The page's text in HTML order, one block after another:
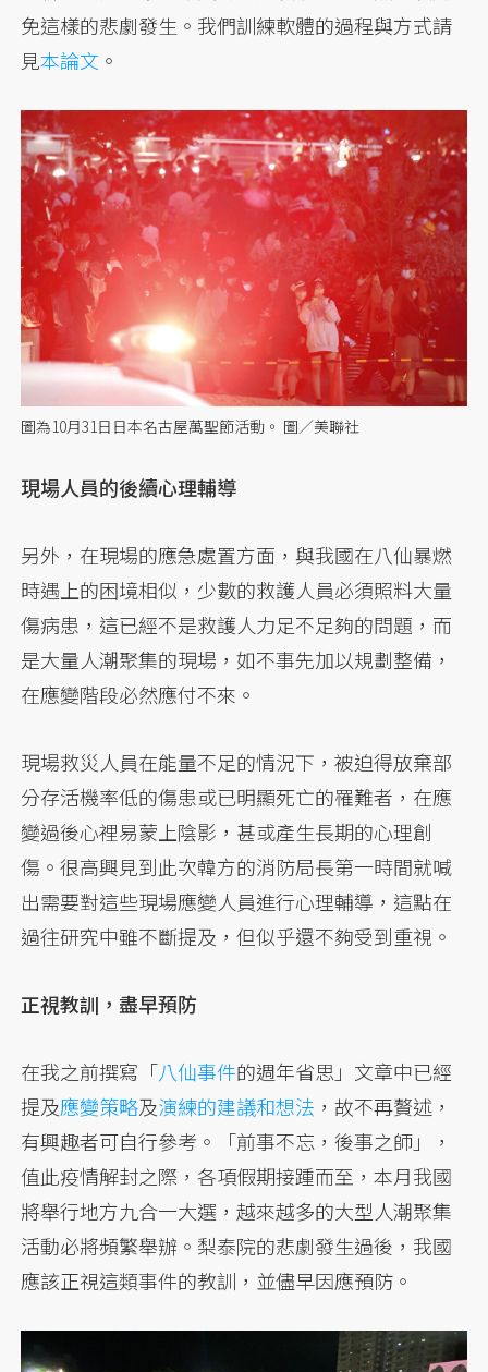
免這樣的悲劇發生。我們訓練軟體的過程與方式請
見本論文 。
圖為10月31日日本名古屋萬聖節活動。 圖／美聯社
現場人員的後續心理輔導
另外，在現場的應急處置方面，與我國在八仙暴燃
時遇上的困境相似，少數的救護人員必須照料大量
傷病患，這已經不是救護人力足不足夠的問題，而
是大量人潮聚集的現場，如不事先加以規劃整備，
在應變階段必然應付不來。
現場救災人員在能量不足的情況下，被迫得放棄部
分存活機率低的傷患或已明顯死亡的罹難者，在應
變過後心裡易蒙上陰影，甚或產生長期的心理創
傷。很高興見到此次韓方的消防局長第一時間就喊
出需要對這些現場應變人員進行心理輔導，這點在
過往研究中雖不斷提及，但似乎還不夠受到重視。
正視教訓，盡早預防
在我之前撰寫「八仙事件的週年省思」文章中已經
提及應變策略及演練的建議和想法 ，故不再贅述，
有興趣者可自行參考。「前事不忘，後事之師」，
值此疫情解封之際，各項假期接踵而至，本月我國
將舉行地方九合一大選，越來越多的大型人潮聚集
活動必將頻繁舉辦。梨泰院的悲劇發生過後，我國
應該正視這類事件的教訓，並儘早因應預防。